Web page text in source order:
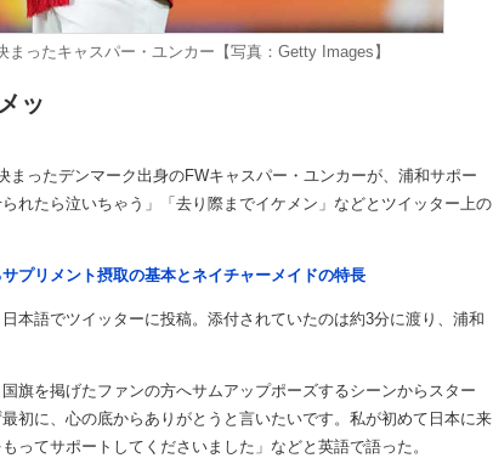
ったキャスパー・ユンカー【写真：Getty Images】
ッ
ったデンマーク出身のFWキャスパー・ユンカーが、浦和サポー
れたら泣いちゃう」「去り際までイケメン」などとツイッター上の
プリメント摂取の基本とネイチャーメイドの特長
語でツイッターに投稿。添付されていたのは約3分に渡り、浦和
を掲げたファンの方へサムアップポーズするシーンからスター
初に、心の底からありがとうと言いたいです。私が初めて日本に来
ってサポートしてくださいました」などと英語で語った。